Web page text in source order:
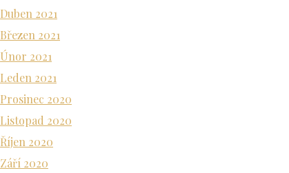
Duben 2021
Březen 2021
Únor 2021
Leden 2021
Prosinec 2020
Listopad 2020
Říjen 2020
Září 2020